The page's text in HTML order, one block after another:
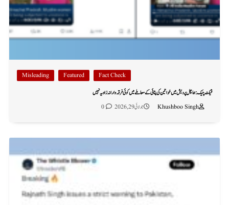
Fact Check
Featured
Misleading
فیکٹ چیک: ہماچل پردیش میں خواتین کی پٹائی کے معاملے میں کوئی فرقہ وارانہ زاویہ نہیں
Khushboo Singh
جولائی 29, 2026 0